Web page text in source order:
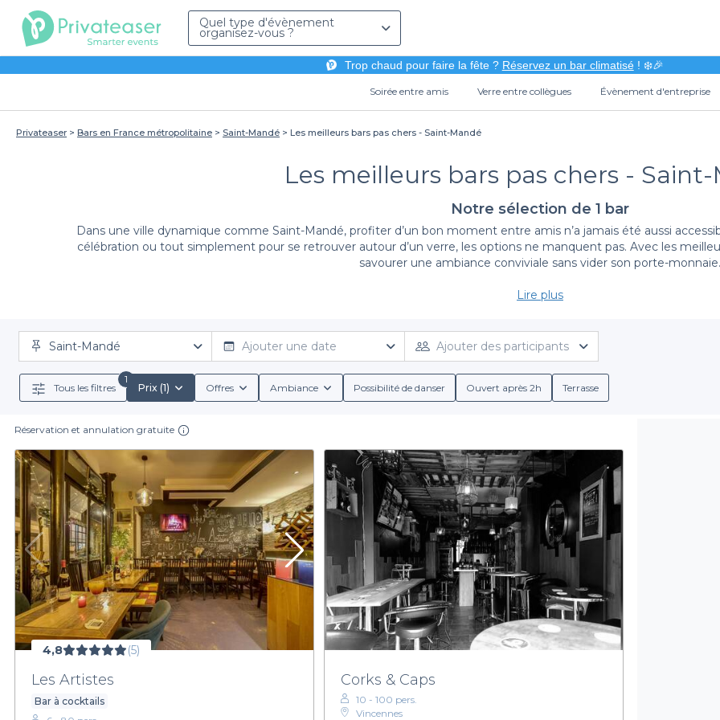
Quel type d'évènement
organisez-vous ?
Trop chaud pour faire la fête ? Réservez un bar climatisé! ❄️🎉
Soirée entre amis Verre entre collègues Évènement d'entreprise
Privateaser Bars en France métropolitaine Saint-Mandé Les meilleurs bars pas chers - Saint-Mandé
Les meilleurs bars pas chers -
Notre sélection de 1 bar
Dans une ville dynamique comme Saint-Mandé, profiter d’un bon moment entre amis n’a jamais été aussi
célébration ou tout simplement pour se retrouver autour d’un verre, les options ne manquent pas. Avec les
savourer une ambiance conviviale sans vider son porte-monnaie.
Nous savons à quel point l'organisation d'un événement peut être un défi. C’est pourquoi notre plateforme
parcourant notre sélection de bars à Saint-Mandé, vous découvrirez une diversité d’options adaptées à tous les
déguster des cocktails créatifs, des bières artisanales, ou simplement un café convivial,
Profitez également de diverses offres groupées qui peuvent inclure des menus de groupe. Nous vous permettons
Réservez dès maintenant votre bar idéal
Alors, pourquoi attendre pour organiser votre prochaine sortie ? Grâce à Privateaser, réserver le bar idéal à Saint-
découvrez les meilleures adresses qui vous attendent. N’attendez plus et plongez-vous dans l'effervescence de la vie
votre événement un véritable succès.
Lire plus
Saint-Mandé Ajouter une date Ajouter des participants
Tous les filtres
1
Prix (1) Offres Ambiance Possibilité de danser Ouvert après 2h Terrasse
Réservation et annulation gratuite
4,8 (5)
Les Artistes
Bar à cocktails
Corks & Caps
10 - 100 pers.
Vincennes